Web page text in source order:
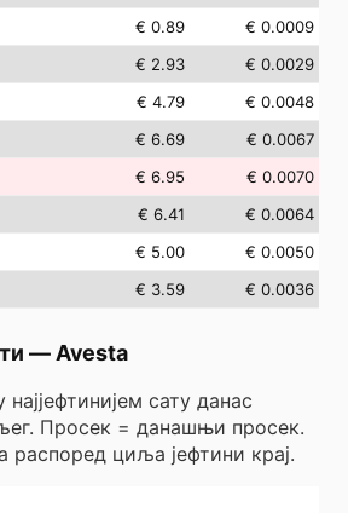
€ 0.89
€ 0.0009
€ 2.93
€ 0.0029
€ 4.79
€ 0.0048
€ 6.69
€ 0.0067
€ 6.95
€ 0.0070
€ 6.41
€ 0.0064
€ 5.00
€ 0.0050
€ 3.59 € 0.0036
— Avesta
сату данас
Просек = данашњи просек.
распоред циља јефтини крај.